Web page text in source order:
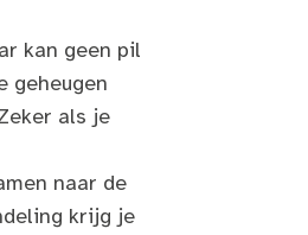
kan geen pil
geheugen
als je
naar de
krijg je